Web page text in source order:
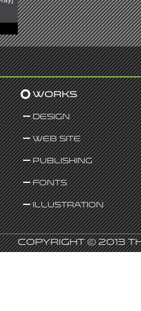
Works
Design
Web Site
Publishing
Fonts
Illustration
Copyright © 2013